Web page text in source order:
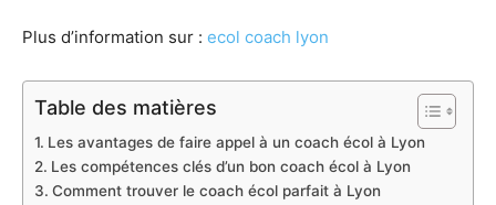
Plus d’information sur : ecol coach lyon
Table des matières
Les avantages de faire appel à un coach écol à Lyon
Les compétences clés d’un bon coach écol à Lyon
Comment trouver le coach écol parfait à Lyon